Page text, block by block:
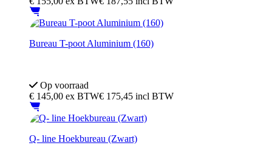
Bureau T-poot Aluminium (160)
Op voorraad
€ 145,00 ex BTW€ 175,45 incl BTW
Q- line Hoekbureau (Zwart)